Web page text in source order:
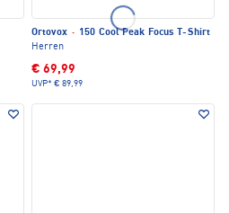
Ortovox · 150 Cool Peak Focus T-Shirt
Herren
€ 69,99
UVP* € 89,99